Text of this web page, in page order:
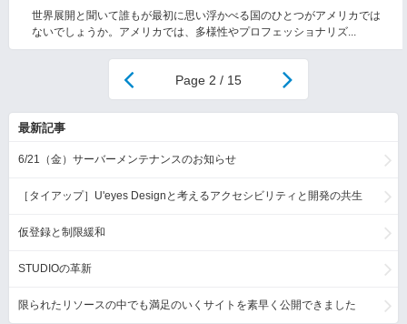
世界展開と聞いて誰もが最初に思い浮かべる国のひとつがアメリカでは
ないでしょうか。アメリカでは、多様性やプロフェッショナリズ...
2 / 15
最新記事
6/21（金）サーバーメンテナンスのお知らせ
［タイアップ］U'eyes Designと考えるアクセシビリティと開発の共生
仮登録と制限緩和
STUDIOの革新
限られたリソースの中でも満足のいくサイトを素早く公開できました